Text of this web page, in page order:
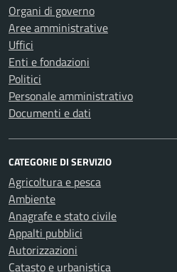
Organi di governo
Aree amministrative
Uffici
Enti e fondazioni
Politici
Personale amministrativo
Documenti e dati
CATEGORIE DI SERVIZIO
Agricoltura e pesca
Ambiente
Anagrafe e stato civile
Appalti pubblici
Autorizzazioni
Catasto e urbanistica